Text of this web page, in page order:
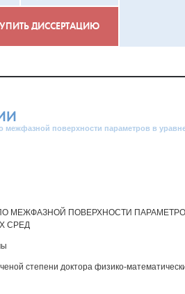
ДИССЕРТАЦИЮ
межфазной поверхности параметров в
МЕЖФАЗНОЙ ПОВЕРХНОСТИ
СРЕД
степени доктора физико-